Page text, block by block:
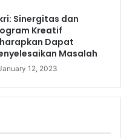
Sinergitas dan
Kreatif
Dapat
Masalah
12, 2023